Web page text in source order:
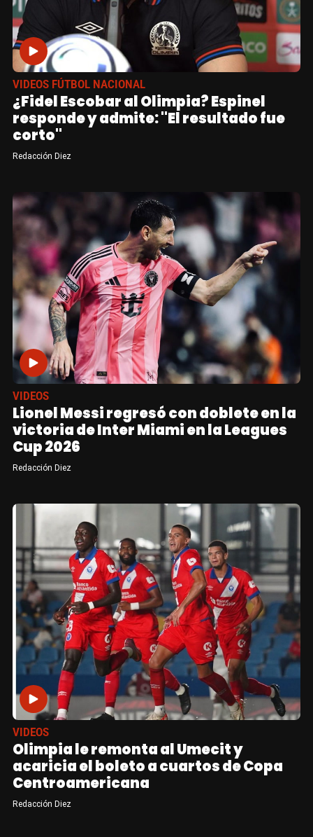
VIDEOS FÚTBOL NACIONAL
¿Fidel Escobar al Olimpia? Espinel
responde y admite: "El resultado fue
corto"
Redacción Diez
VIDEOS
Lionel Messi regresó con doblete en la
victoria de Inter Miami en la Leagues
Cup 2026
Redacción Diez
VIDEOS
Olimpia le remonta al Umecit y
acaricia el boleto a cuartos de Copa
Centroamericana
Redacción Diez